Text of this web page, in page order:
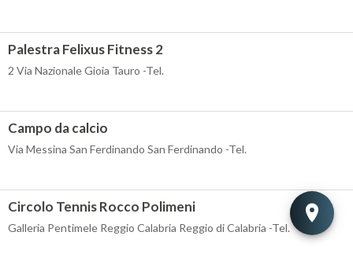
Palestra Felixus Fitness 2
2 Via Nazionale Gioia Tauro -Tel.
Campo da calcio
Via Messina San Ferdinando San Ferdinando -Tel.
Circolo Tennis Rocco Polimeni
Galleria Pentimele Reggio Calabria Reggio di Calabria -Tel.